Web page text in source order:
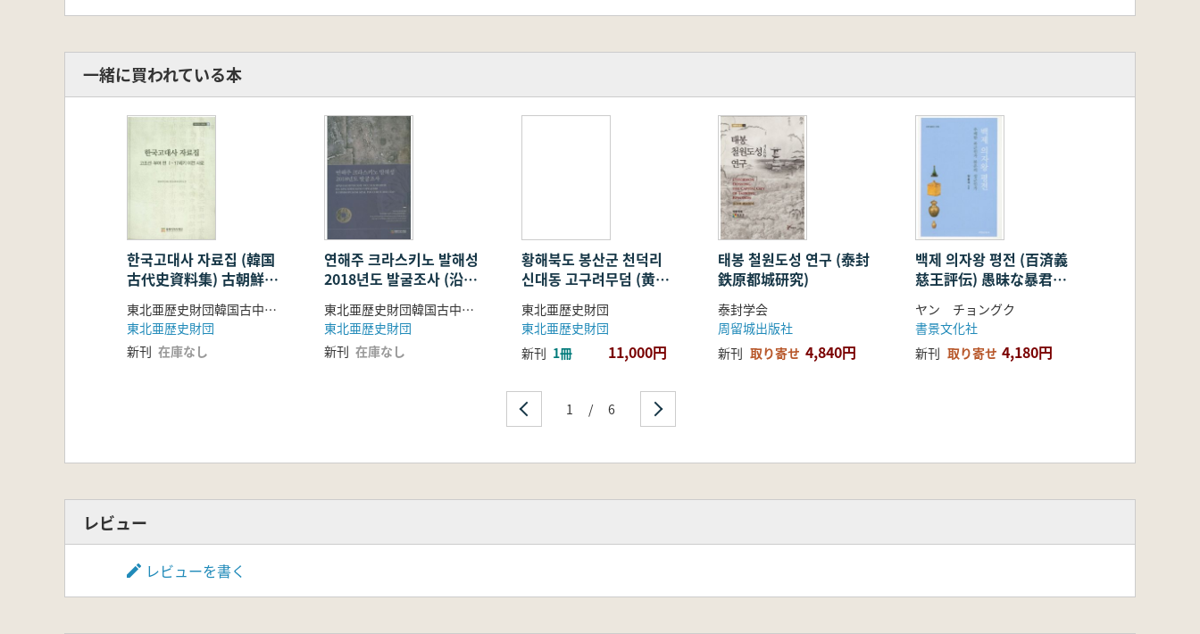
一緒に買われている本
한국고대사 자료집 (韓国
古代史資料集) 古朝鮮・
扶余編1 17世紀以前史
料
東北亜歴史財団韓国古中世史研究所 編
東北亜歴史財団
新刊 在庫なし
연해주 크라스키노 발해성
2018년도 발굴조사 (沿海
州クラスキノ渤海城
2018年度発掘調査)
東北亜歴史財団韓国古中世史研究所、ロシア科学院極東支所歴史学考古学民族学研究所
東北亜歴史財団
新刊 在庫なし
황해북도 봉산군 천덕리
신대동 고구려무덤 (黄海
北道鳳山郡天徳里新岱洞
高句麗墓)
東北亜歴史財団
東北亜歴史財団
新刊 1冊 11,000円
태봉 철원도성 연구 (泰封
鉄原都城研究)
泰封学会
周留城出版社
新刊 取り寄せ 4,840円
백제 의자왕 평전 (百済義
慈王評伝) 愚昧な暴君か
不運の聖君か
ヤン チョングク
書景文化社
新刊 取り寄せ 4,180円
1 / 6
レビュー
レビューを書く